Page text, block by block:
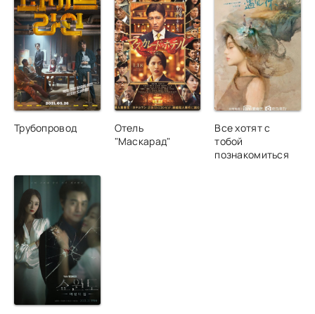
Трубопровод
Отель
"Маскарад"
Все хотят с
тобой
познакомиться